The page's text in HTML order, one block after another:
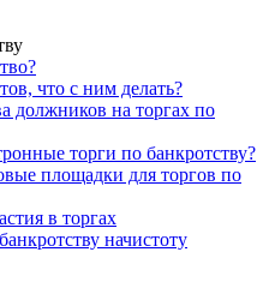
что с ним делать?
должников на торгах по
торги по банкротству?
площадки для торгов по
в торгах
начистоту